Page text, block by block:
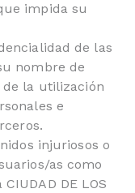
impida su
de las
nombre de
de la utilización
e
injuriosos o
as como
DE LOS